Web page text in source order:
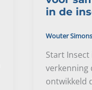
in de
Wouter Simons
Start
verkenning
ontwikkeld